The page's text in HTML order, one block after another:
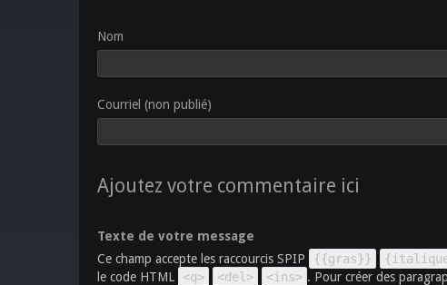
Nom
Courriel (non publié)
Ajoutez votre commentaire ici
Texte de votre message
Ce champ accepte les raccourcis SPIP
{{gras}}
le code HTML
<q> <del> <ins> . Pour créer des